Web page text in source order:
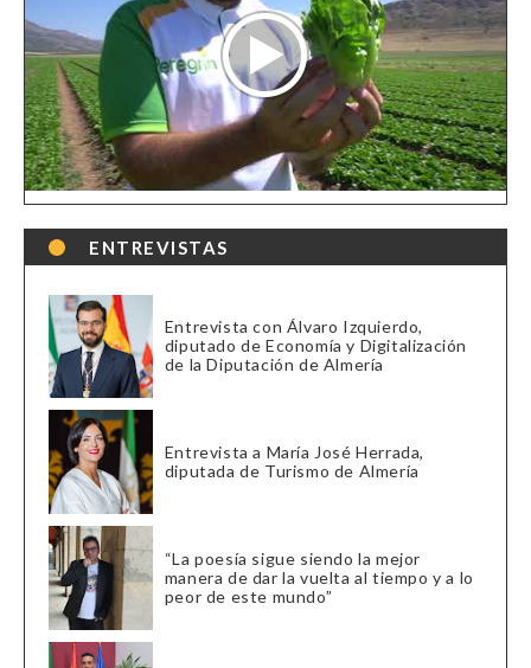
ENTREVISTAS
Entrevista con Álvaro Izquierdo,
diputado de Economía y Digitalización
de la Diputación de Almería
Entrevista a María José Herrada,
diputada de Turismo de Almería
“La poesía sigue siendo la mejor
manera de dar la vuelta al tiempo y a lo
peor de este mundo”